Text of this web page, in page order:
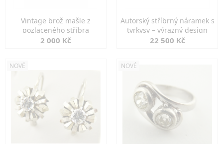
Vintage brož mašle z
pozlaceného stříbra
2 000 Kč
Autorský stříbrný náramek s
tyrkysy – výrazný design
22 500 Kč
NOVÉ NOVÉ